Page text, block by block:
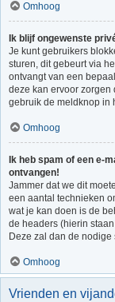
Omhoog
Ik blijf ongewenste
Je kunt gebruikers
sturen, dit gebeurt via
ontvangt van een
deze kan ervoor zorgen
gebruik de meldknop in
Omhoog
Ik heb spam of een e-
ontvangen!
Jammer dat we dit
een aantal technieken
wat je kan doen is de
de headers (hierin
Deze zal dan de
Omhoog
Vrienden en